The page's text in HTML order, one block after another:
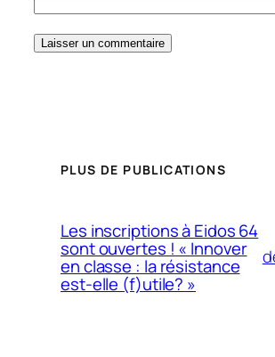
PLUS DE PUBLICATIONS
Les inscriptions à Eidos 64
sont ouvertes ! « Innover
en classe : la résistance
est-elle (f)utile? »